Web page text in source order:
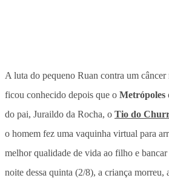
A luta do pequeno Ruan contra um
ficou conhecido depois que o Metrópoles
do pai, Juraildo da Rocha, o Tio do
o homem fez uma vaquinha virtual para
melhor qualidade de vida ao filho e
noite dessa quinta (2/8), a criança morreu,